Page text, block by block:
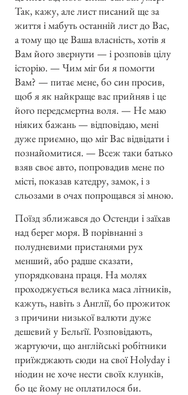
Так, кажу, але лист писаний ще за
життя і мабуть останній лист до Вас,
а тому що це Ваша власність, хотів я
Вам його звернути — і розповів цілу
історію. — Чим міг би я помогти
Вам? — питає мене, бо син просив,
щоб я як найкраще вас прийняв і це
його передсмертна воля. — Не маю
ніяких бажань — відповідаю, мені
дуже приємно, що міг Вас відвідати і
познайомитися. — Всеж таки батько
взяв своє авто, попровадив мене по
місті, показав катедру, замок, і з
сльозами в очах попрощався зі мною.
Поїзд зближався до Остенди і заїхав
над берег моря. В порівнанні з
полудневими пристанями рух
менший, або радше сказати,
упорядкована праця. На молях
проходжується велика маса літників,
кажуть, навіть з Англії, бо прожиток
з причини низької валюти дуже
дешевий у Бельґії. Розповідають,
жартуючи, що англійські робітники
приїжджають сюди на свої Holyday і
ніодин не хоче нести своїх клунків,
бо це йому не оплатилося би.